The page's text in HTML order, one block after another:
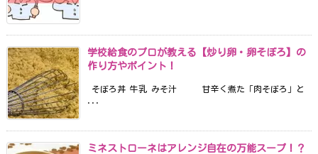
学校給食のプロが教える【炒り卵・卵そぼろ】の
作り方やポイント！
そぼろ丼 牛乳 みそ汁 甘辛く煮た「肉そぼろ」と
ミネストローネはアレンジ自在の万能スープ！？